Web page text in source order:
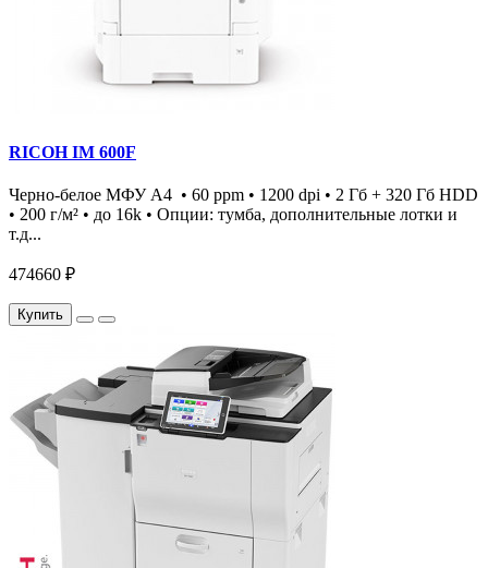
RICOH IM 600F
Черно-белое МФУ А4 • 60 ppm • 1200 dpi • 2 Гб + 320 Гб HDD
• 200 г/м² • до 16k • Опции: тумба, дополнительные лотки и
т.д...
474660 ₽
Купить